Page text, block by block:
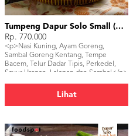
Tumpeng Dapur Solo Small (15 pax)
Rp. 770.000
<p>Nasi Kuning, Ayam Goreng,
Sambal Goreng Kentang, Tempe
Bacem, Telur Dadar Tipis, Perkedel,
Sayur Urapan, Lalapan dan Sambal</p>
Lihat